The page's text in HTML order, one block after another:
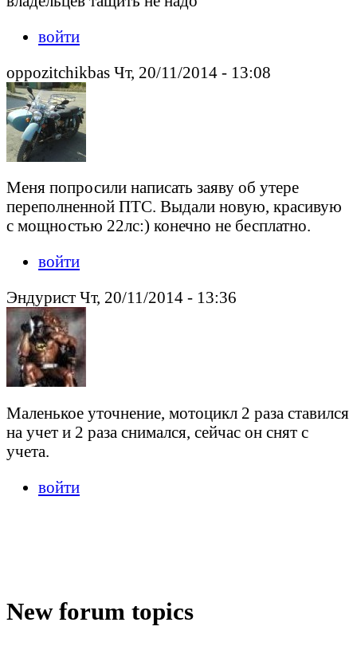
войти
oppozitchikbas Чт, 20/11/2014 - 13:08
Меня попросили написать заяву об утере
переполненной ПТС. Выдали новую, красивую
с мощностью 22лс:) конечно не бесплатно.
войти
Эндурист Чт, 20/11/2014 - 13:36
Маленькое уточнение, мотоцикл 2 раза ставился
на учет и 2 раза снимался, сейчас он снят с
учета.
войти
New forum topics